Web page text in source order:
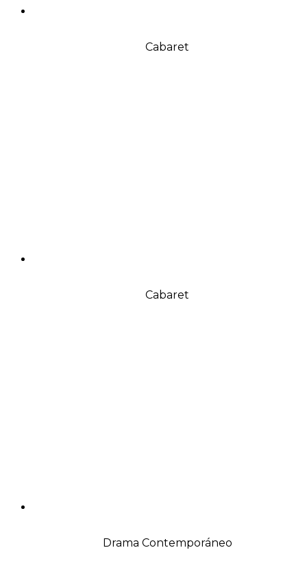
Cabaret
Cabaret
Drama Contemporáneo